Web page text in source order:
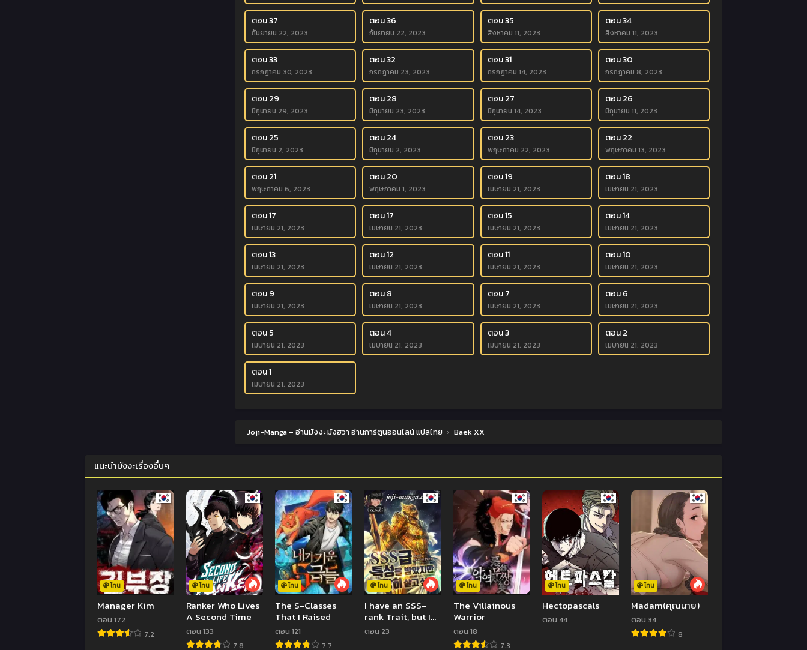
ตอน 37
กันยายน 22, 2023
ตอน 36
กันยายน 22, 2023
ตอน 35
สิงหาคม 11, 2023
ตอน 34
สิงหาคม 11, 2023
ตอน 33
กรกฎาคม 30, 2023
ตอน 32
กรกฎาคม 23, 2023
ตอน 31
กรกฎาคม 14, 2023
ตอน 30
กรกฎาคม 8, 2023
ตอน 29
มิถุนายน 29, 2023
ตอน 28
มิถุนายน 23, 2023
ตอน 27
มิถุนายน 14, 2023
ตอน 26
มิถุนายน 11, 2023
ตอน 25
มิถุนายน 2, 2023
ตอน 24
มิถุนายน 2, 2023
ตอน 23
พฤษภาคม 22, 2023
ตอน 22
พฤษภาคม 13, 2023
ตอน 21
พฤษภาคม 6, 2023
ตอน 20
พฤษภาคม 1, 2023
ตอน 19
เมษายน 21, 2023
ตอน 18
เมษายน 21, 2023
ตอน 17
เมษายน 21, 2023
ตอน 17
เมษายน 21, 2023
ตอน 15
เมษายน 21, 2023
ตอน 14
เมษายน 21, 2023
ตอน 13
เมษายน 21, 2023
ตอน 12
เมษายน 21, 2023
ตอน 11
เมษายน 21, 2023
ตอน 10
เมษายน 21, 2023
ตอน 9
เมษายน 21, 2023
ตอน 8
เมษายน 21, 2023
ตอน 7
เมษายน 21, 2023
ตอน 6
เมษายน 21, 2023
ตอน 5
เมษายน 21, 2023
ตอน 4
เมษายน 21, 2023
ตอน 3
เมษายน 21, 2023
ตอน 2
เมษายน 21, 2023
ตอน 1
เมษายน 21, 2023
Joji-Manga – อ่านมังงะ มังฮวา อ่านการ์ตูนออนไลน์ แปลไทย › Baek XX
แนะนำมังงะเรื่องอื่นๆ
โทน
Manager Kim
ตอน 172
7.2
โทน
Ranker Who Lives
A Second Time
ตอน 133
7.8
โทน
The S-Classes
That I Raised
ตอน 121
7.7
โทน
I have an SSS-
rank Trait, but I
want a Normal
ตอน 23
โทน
The Villainous
Warrior
ตอน 18
7.3
โทน
Hectopascals
ตอน 44
โทน
Madam(คุณนาย)
ตอน 34
8